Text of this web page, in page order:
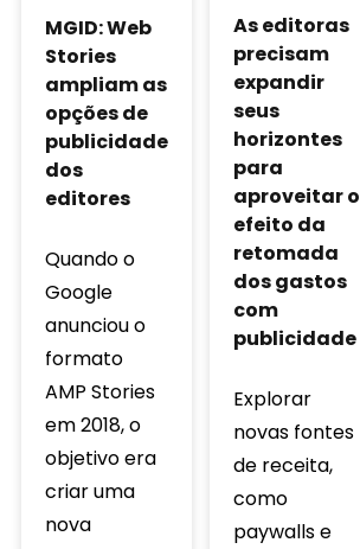
MGID: Web
Stories
ampliam as
opções de
publicidade
dos
editores
Quando o
Google
anunciou o
formato
AMP Stories
em 2018, o
objetivo era
criar uma
nova
As editoras
precisam
expandir
seus
horizontes
para
aproveitar o
efeito da
retomada
dos gastos
com
publicidade
Explorar
novas fontes
de receita,
como
paywalls e